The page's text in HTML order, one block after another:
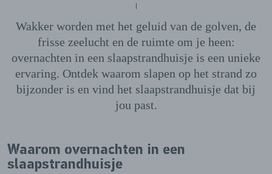
Wakker worden met het geluid van de golven, de
frisse zeelucht en de ruimte om je heen:
overnachten in een slaapstrandhuisje is een unieke
ervaring. Ontdek waarom slapen op het strand zo
bijzonder is en vind het slaapstrandhuisje dat bij
jou past.
Waarom overnachten in een
slaapstrandhuisje